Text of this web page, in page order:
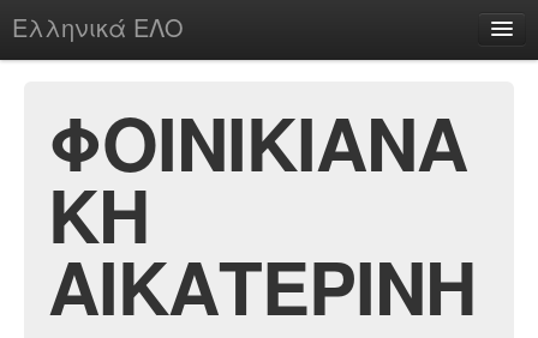
Ελληνικά ΕΛΟ
chesstu.be @ discord
Login
ΦΟΙΝΙΚΙΑΝΑ
ΚΗ
ΑΙΚΑΤΕΡΙΝΗ